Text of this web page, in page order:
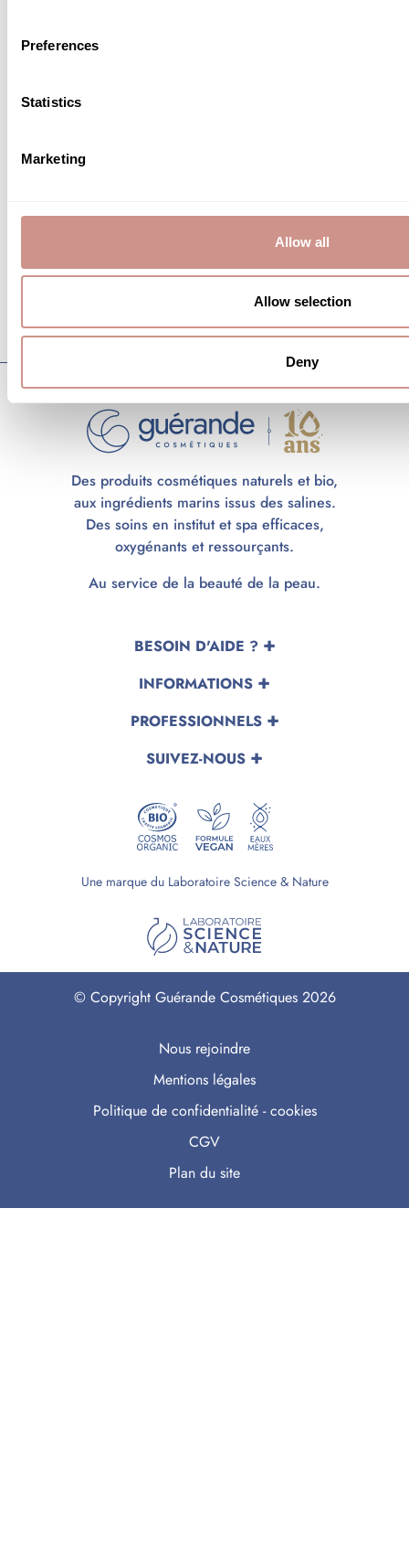
Preferences
Statistics
Marketing
Allow all
Allow selection
Deny
LIVRAISON OFFERTE
Des produits cosmétiques naturels et bio,
aux ingrédients marins issus des salines.
Des soins en institut et spa efficaces,
oxygénants et ressourçants.
Au service de la beauté de la peau.
BESOIN D'AIDE ?
INFORMATIONS
PROFESSIONNELS
SUIVEZ-NOUS
Une marque du Laboratoire Science & Nature
© Copyright Guérande Cosmétiques 2026
Nous rejoindre
Mentions légales
Politique de confidentialité - cookies
CGV
Plan du site